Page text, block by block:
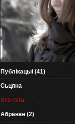
Публікацыі (41)
Сьцяна
Хто гэта
Абранае (2)